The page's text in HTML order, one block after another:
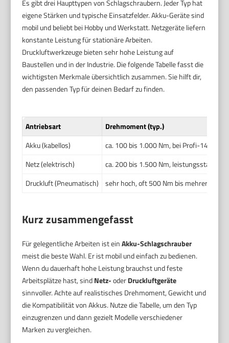
Es gibt drei Haupttypen von Schlagschraubern. Jeder Typ hat
eigene Stärken und typische Einsatzfelder. Akku-Geräte sind
mobil und beliebt bei Hobby und Werkstatt. Netzgeräte liefern
konstante Leistung für stationäre Arbeiten.
Druckluftwerkzeuge bieten sehr hohe Leistung auf
Baustellen und in der Industrie. Die folgende Tabelle fasst die
wichtigsten Merkmale übersichtlich zusammen. Sie hilft dir,
den passenden Typ für deinen Bedarf zu finden.
Antriebsart
Drehmoment (typ.)
Akku (kabellos)
ca. 100 bis 1.000 Nm, bei Profi-
Netz (elektrisch)
ca. 200 bis 1.500 Nm, leistungsstarke
Druckluft (Pneumatisch)
sehr hoch, oft 500 Nm bis mehrere
Kurz zusammengefasst
Für gelegentliche Arbeiten ist einAkku-Schlagschrauber
meist die beste Wahl. Er ist mobil und einfach zu bedienen.
Wenn du dauerhaft hohe Leistung brauchst und feste
Arbeitsplätze hast, sindNetz-oderDruckluftgeräte
sinnvoller. Achte auf realistisches Drehmoment, Gewicht und
die Kompatibilität von Akkus. Nutze die Tabelle, um den Typ
einzugrenzen und dann gezielt Modelle verschiedener
Marken zu vergleichen.